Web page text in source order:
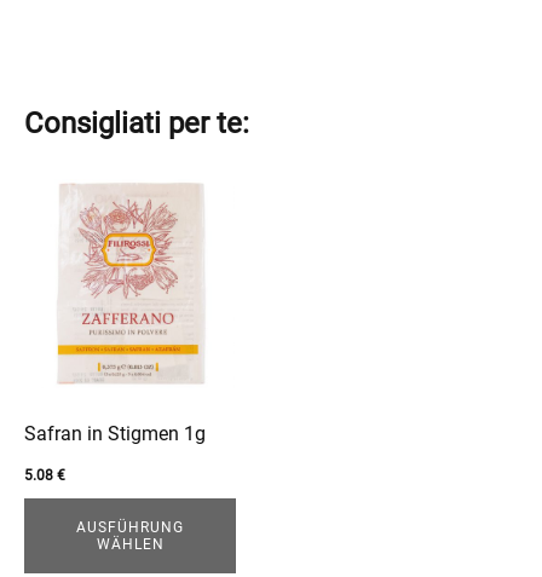
Consigliati per te:
Safran in Stigmen 1g
5.08 €
AUSFÜHRUNG
WÄHLEN
Dieses
Produkt
mehrere
Varianten
können
auf
der
Produktseite